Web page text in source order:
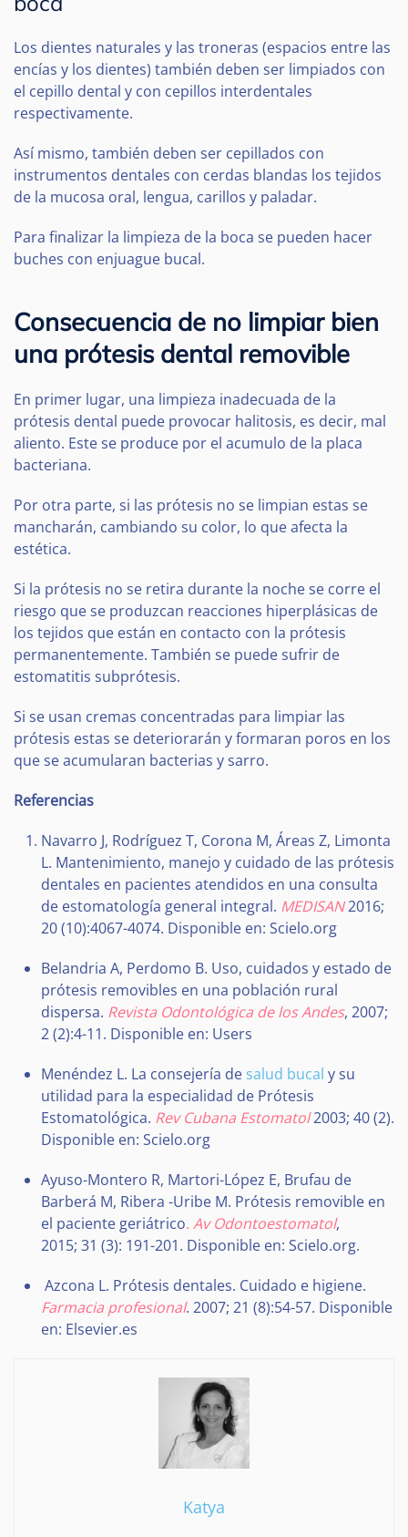
Los dientes naturales y las troneras (espacios entre las
encías y los dientes) también deben ser limpiados con
el cepillo dental y con cepillos interdentales
respectivamente.
Así mismo, también deben ser cepillados con
instrumentos dentales con cerdas blandas los tejidos
de la mucosa oral, lengua, carillos y paladar.
Para finalizar la limpieza de la boca se pueden hacer
buches con enjuague bucal.
Consecuencia de no limpiar bien
una prótesis dental removible
En primer lugar, una limpieza inadecuada de la
prótesis dental puede provocar halitosis, es decir, mal
aliento. Este se produce por el acumulo de la placa
bacteriana.
Por otra parte, si las prótesis no se limpian estas se
mancharán, cambiando su color, lo que afecta la
estética.
Si la prótesis no se retira durante la noche se corre el
riesgo que se produzcan reacciones hiperplásicas de
los tejidos que están en contacto con la prótesis
permanentemente. También se puede sufrir de
estomatitis subprótesis.
Si se usan cremas concentradas para limpiar las
prótesis estas se deteriorarán y formaran poros en los
que se acumularan bacterias y sarro.
Referencias
Navarro J, Rodríguez T, Corona M, Áreas Z, Limonta
L. Mantenimiento, manejo y cuidado de las prótesis
dentales en pacientes atendidos en una consulta
de estomatología general integral. MEDISAN2016;
20 (10):4067-4074. Disponible en: Scielo.org
Belandria A, Perdomo B. Uso, cuidados y estado de
prótesis removibles en una población rural
dispersa. Revista Odontológica de los Andes, 2007;
2 (2):4-11. Disponible en: Users
Menéndez L. La consejería de salud bucal y su
utilidad para la especialidad de Prótesis
Estomatológica. Rev Cubana Estomatol2003; 40 (2).
Disponible en: Scielo.org
Ayuso-Montero R, Martori-López E, Brufau de
Barberá M, Ribera -Uribe M. Prótesis removible en
el paciente geriátrico. Av Odontoestomatol,
2015; 31 (3): 191-201. Disponible en: Scielo.org.
Azcona L. Prótesis dentales. Cuidado e higiene.
Farmacia profesional. 2007; 21 (8):54-57. Disponible
en: Elsevier.es
Katya